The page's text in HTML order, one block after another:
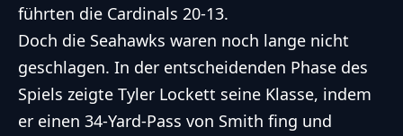
führten die Cardinals 20-13.
Doch die Seahawks waren noch lange nicht
geschlagen. In der entscheidenden Phase des
Spiels zeigte Tyler Lockett seine Klasse, indem
er einen 34-Yard-Pass von Smith fing und